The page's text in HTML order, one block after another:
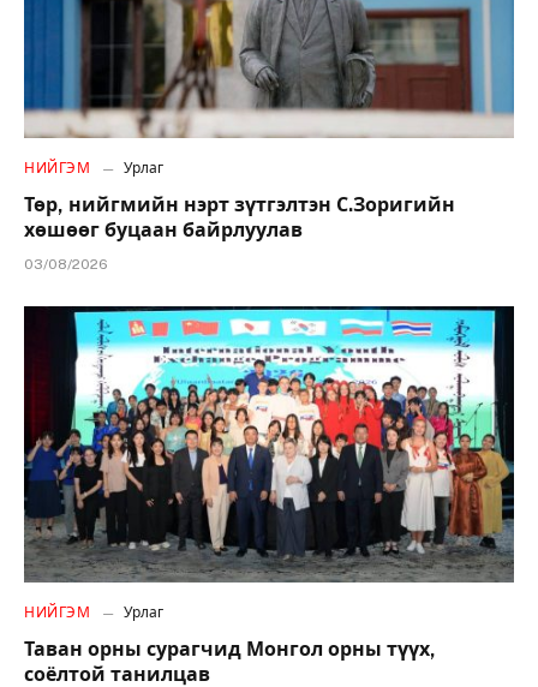
НИЙГЭМ Урлаг
Төр, нийгмийн нэрт зүтгэлтэн С.Зоригийн
хөшөөг буцаан байрлуулав
03/08/2026
НИЙГЭМ Урлаг
Таван орны сурагчид Монгол орны түүх,
соёлтой танилцав